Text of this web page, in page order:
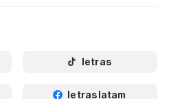
letras
letraslatam